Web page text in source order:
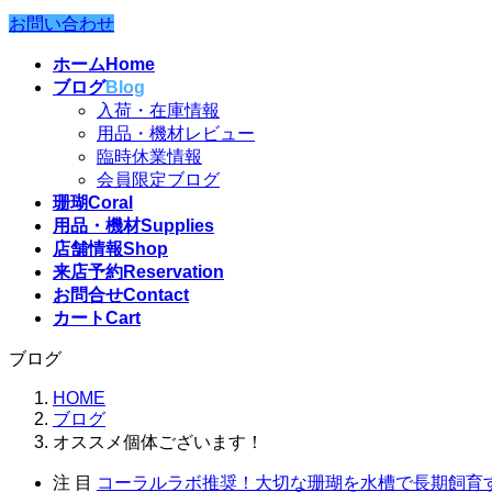
お問い合わせ
ホーム Home
ブログBlog
入荷・在庫情報
用品・機材レビュー
臨時休業情報
会員限定ブログ
珊瑚Coral
用品・機材Supplies
店舗情報Shop
来店予約Reservation
お問合せContact
カートCart
ブログ
HOME
ブログ
オススメ個体ございます！
注 目 コーラルラボ推奨！大切な珊瑚を水槽で長期飼育